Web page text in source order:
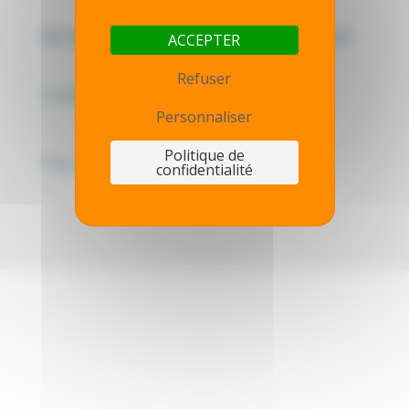
Mentions légales - Politique de confidentialité
ACCEPTER
Refuser
Personnaliser
Politique de
confidentialité